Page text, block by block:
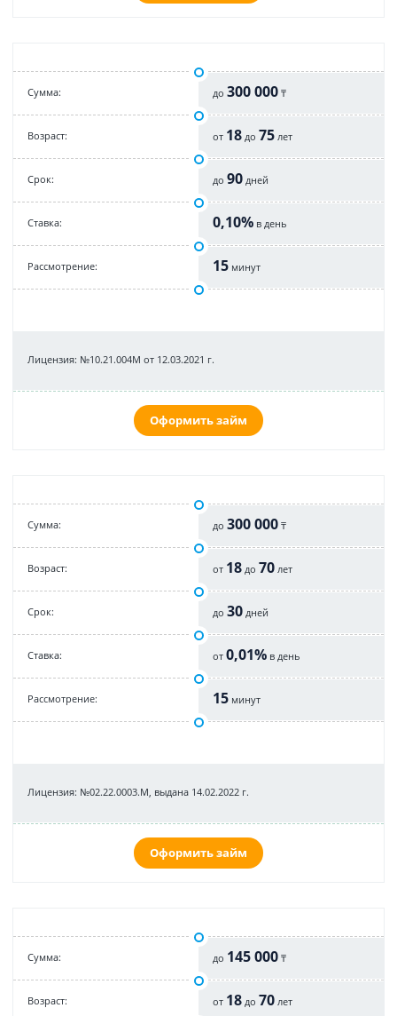
Cумма: до 300 000 ₸
Возраст: от 18 до 75 лет
Срок: до 90 дней
Cтавка: 0,10% в день
Рассмотрение: 15 минут
Лицензия: №10.21.004М от 12.03.2021 г.
Оформить займ
Cумма: до 300 000 ₸
Возраст: от 18 до 70 лет
Срок: до 30 дней
Cтавка: от 0,01% в день
Рассмотрение: 15 минут
Лицензия: №02.22.0003.М, выдана 14.02.2022 г.
Оформить займ
Cумма: до 145 000 ₸
Возраст: от 18 до 70 лет